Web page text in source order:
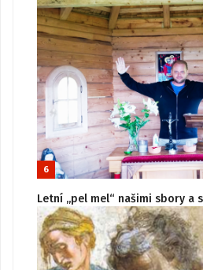
6
Letní „pel mel“ našimi sbory a